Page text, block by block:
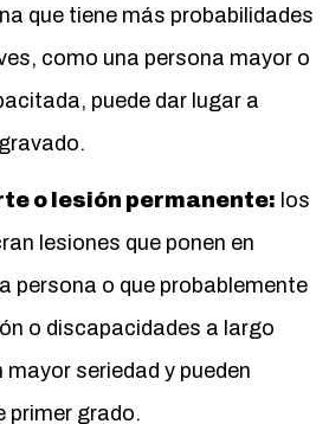
que tiene más probabilidades
como una persona mayor o
puede dar lugar a
o lesión permanente: los
lesiones que ponen en
persona o que probablemente
o discapacidades a largo
seriedad y pueden
primer grado.